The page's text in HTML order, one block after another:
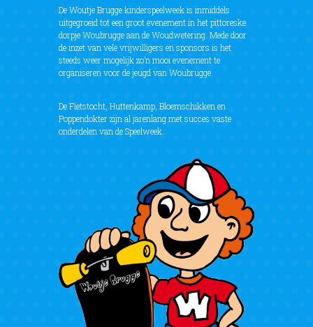
De Woutje Brugge kinderspeelweek is inmiddels
uitgegroeid tot een groot evenement in het pittoreske
dorpje Woubrugge aan de Woudwetering. Mede door
de inzet van vele vrijwilligers en sponsors is het
steeds weer mogelijk zo’n mooi evenement te
organiseren voor de jeugd van Woubrugge.
De Fietstocht, Huttenkamp, Bloemschikken en
Poppendokter zijn al jarenlang met succes vaste
onderdelen van de Speelweek.